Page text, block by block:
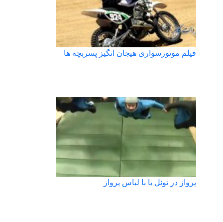
فیلم موتورسواری هیجان انگیز پسربچه ها
پرواز در تونل با با لباس پرواز